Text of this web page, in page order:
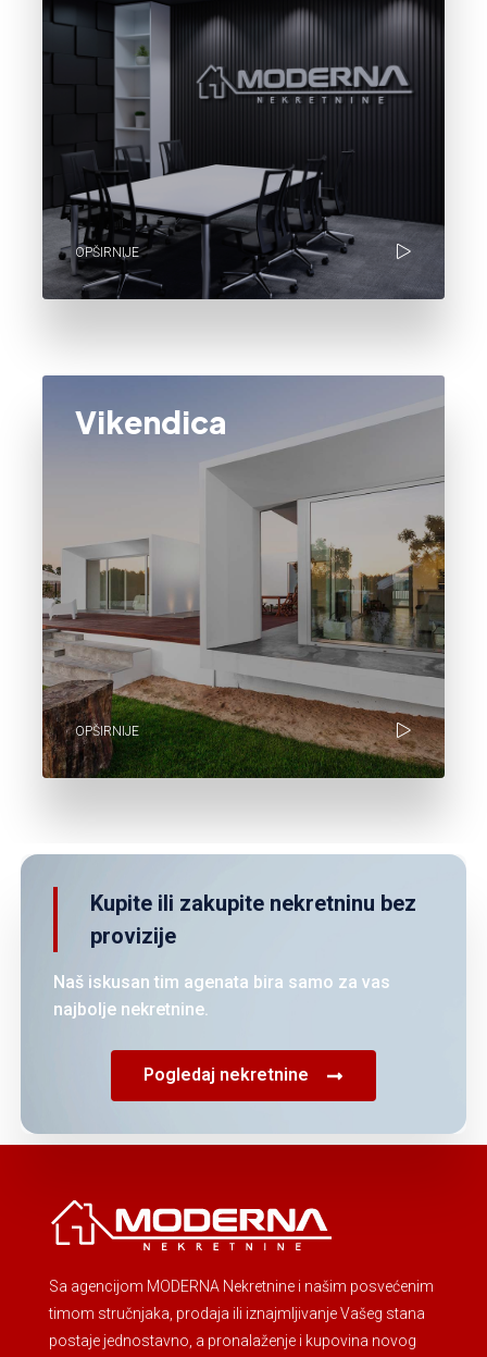
OPŠIRNIJE
Vikendica
OPŠIRNIJE
Kupite ili zakupite nekretninu bez
provizije
Naš iskusan tim agenata bira samo za vas
najbolje nekretnine.
Pogledaj nekretnine
Sa agencijom MODERNA Nekretnine i našim posvećenim
timom stručnjaka, prodaja ili iznajmljivanje Vašeg stana
postaje jednostavno, a pronalaženje i kupovina novog